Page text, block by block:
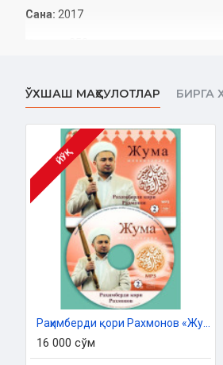
Сана: 2017
Ушбу дискда қуйидаги муҳим
1. Ватан ҳимояси - олий бурч.
2. Қарияларга эъзоз кўрсатинг.
3. Ҳалол касб ва тижорат ҳақида.
4. Ота-онага оқ бўлиш гуноҳи
5. Деҳқончилик фазилати.
6. Табиатни асранг.
7. Оила-фароғат қасри.
8. Ғийбат-маънавий тубанлик.
9. Фитналардан сақланайлик.
ЎХШАШ МАҲСУЛОТЛАР БИРГА
ЙЎҚ
16 000 сўм